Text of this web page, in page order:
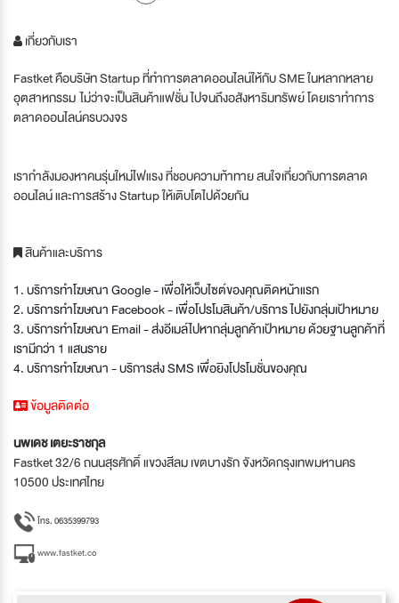
เกี่ยวกับเรา
Fastket คือบริษัท Startup ที่ทำการตลาดออนไลน์ให้กับ SME ในหลากหลาย
อุตสาหกรรม ไม่ว่าจะเป็นสินค้าแฟชั่น ไปจนถึงอสังหาริมทรัพย์ โดยเราทำการ
ตลาดออนไลน์ครบวงจร
เรากำลังมองหาคนรุ่นใหม่ไฟแรง ที่ชอบความท้าทาย สนใจเกี่ยวกับการตลาด
ออนไลน์ และการสร้าง Startup ให้เติบโตไปด้วยกัน
สินค้าและบริการ
1. บริการทำโฆษณา Google - เพื่อให้เว็บไซต์ของคุณติดหน้าแรก
2. บริการทำโฆษณา Facebook - เพื่อโปรโมสินค้า/บริการ ไปยังกลุ่มเป้าหมาย
3. บริการทำโฆษณา Email - ส่งอีเมล์ไปหากลุ่มลูกค้าเป้าหมาย ด้วยฐานลูกค้าที่
เรามีกว่า 1 แสนราย
4. บริการทำโฆษณา - บริการส่ง SMS เพื่อยิงโปรโมชั่นของคุณ
ข้อมูลติดต่อ
นพเดช เตยะราชกุล
Fastket 32/6 ถนนสุรศักดิ์ แขวงสีลม เขตบางรัก จังหวัดกรุงเทพมหานคร
10500 ประเทศไทย
โทร. 0635399793
www.fastket.co